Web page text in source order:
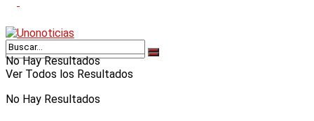
No Hay Resultados
No Hay Resultados
Ver Todos los Resultados